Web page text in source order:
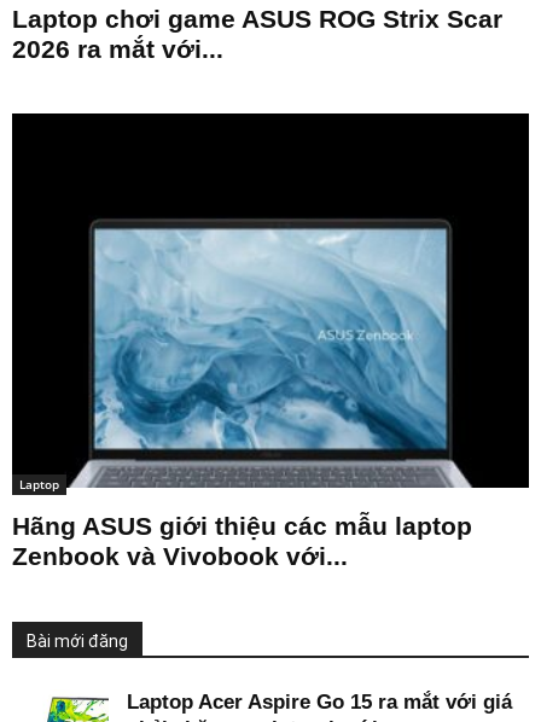
Laptop chơi game ASUS ROG Strix Scar
2026 ra mắt với...
Laptop
Hãng ASUS giới thiệu các mẫu laptop
Zenbook và Vivobook với...
Bài mới đăng
Laptop Acer Aspire Go 15 ra mắt với giá